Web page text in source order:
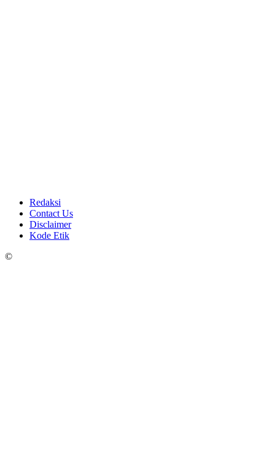
Redaksi
Contact Us
Disclaimer
Kode Etik
©